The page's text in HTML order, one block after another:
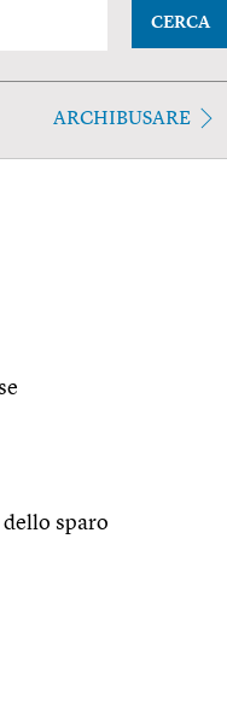
CERCA
ARCHIBUSARE
sparo